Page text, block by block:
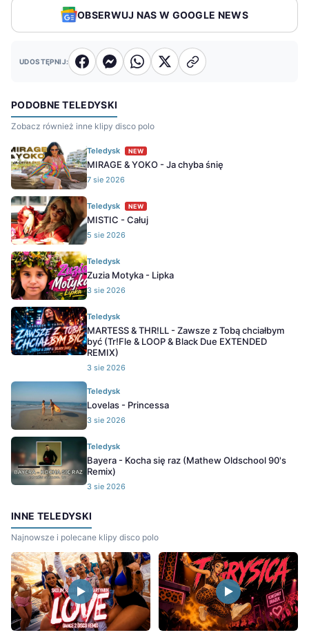
OBSERWUJ NAS W GOOGLE NEWS
UDOSTĘPNIJ:
PODOBNE TELEDYSKI
Zobacz również inne klipy disco polo
Teledysk NEW
MIRAGE & YOKO - Ja chyba śnię
7 sie 2026
Teledysk NEW
MISTIC - Całuj
5 sie 2026
Teledysk
Zuzia Motyka - Lipka
3 sie 2026
Teledysk
MARTESS & THR!LL - Zawsze z Tobą chciałbym
być (Tr!Fle & LOOP & Black Due EXTENDED
REMIX)
3 sie 2026
Teledysk
Lovelas - Princessa
3 sie 2026
Teledysk
Bayera - Kocha się raz (Mathew Oldschool 90's
Remix)
3 sie 2026
INNE TELEDYSKI
Najnowsze i polecane klipy disco polo